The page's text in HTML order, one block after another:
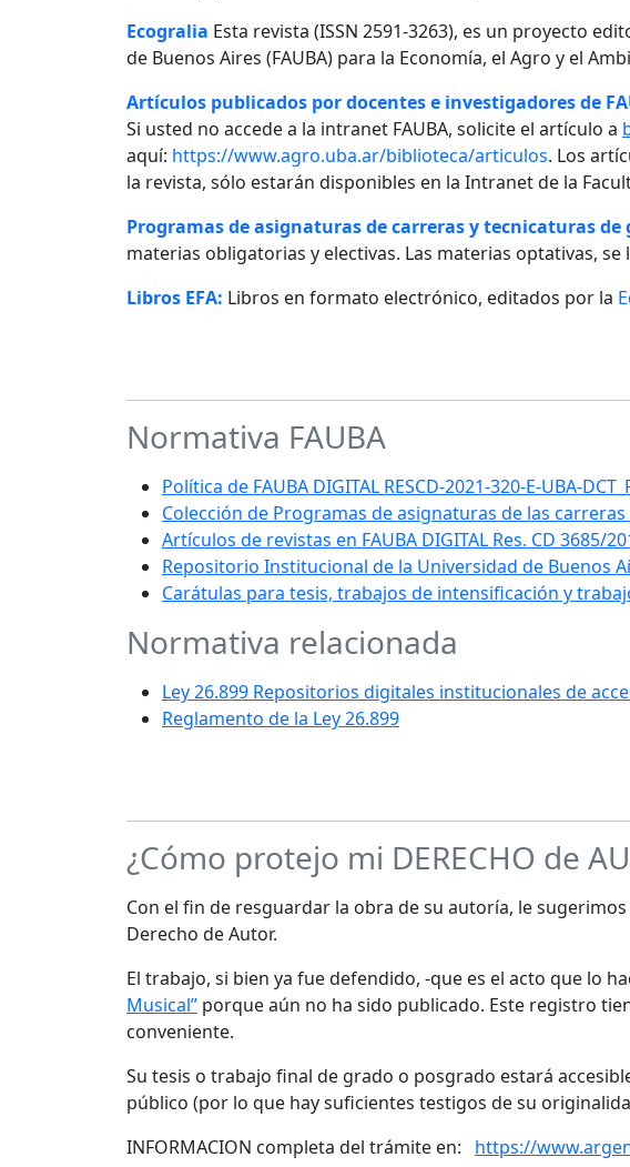
Ecogralia Esta revista (ISSN 2591-3263), es un proyecto
de Buenos Aires (FAUBA) para la Economía, el Agro y el
Artículos publicados por docentes e investigadores de
Si usted no accede a la intranet FAUBA, solicite el artículo a
aquí: https://www.agro.uba.ar/biblioteca/articulos. Los
la revista, sólo estarán disponibles en la Intranet de la
Programas de asignaturas de carreras y tecnicaturas de
materias obligatorias y electivas. Las materias optativas,
Libros EFA: Libros en formato electrónico, editados por la
Normativa FAUBA
Política de FAUBA DIGITAL RESCD-2021-320-E-UBA-
Colección de Programas de asignaturas de las carreras
Artículos de revistas en FAUBA DIGITAL Res. CD 3685/
Repositorio Institucional de la Universidad de Buenos
Carátulas para tesis, trabajos de intensificación y
Normativa relacionada
Ley 26.899 Repositorios digitales institucionales de
Reglamento de la Ley 26.899
¿Cómo protejo mi DERECHO de
Con el fin de resguardar la obra de su autoría, le
Derecho de Autor.
El trabajo, si bien ya fue defendido, -que es el acto que lo
Musical” porque aún no ha sido publicado. Este registro
conveniente.
Su tesis o trabajo final de grado o posgrado estará
público (por lo que hay suficientes testigos de su
INFORMACION completa del trámite en:
https://